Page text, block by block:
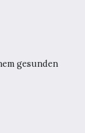
gesunden